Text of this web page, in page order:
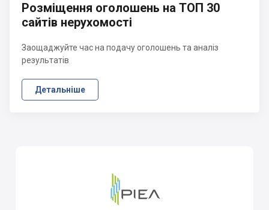
Розміщення оголошень на ТОП 30
сайтів нерухомості
Заощаджуйте час на подачу оголошень та аналіз
результатів
Детальніше